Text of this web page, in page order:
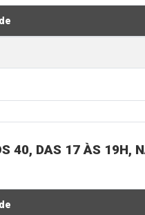
40, DAS 17 ÀS 19H,